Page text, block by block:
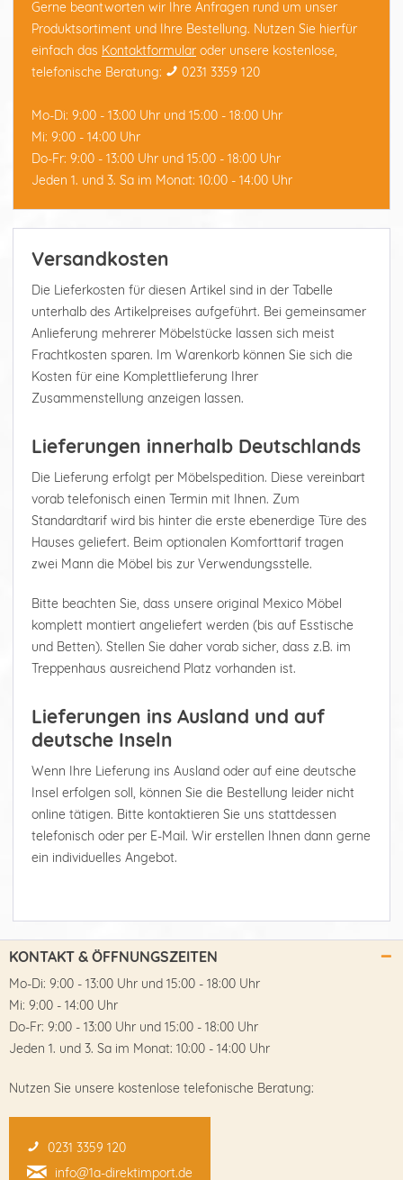
Gerne beantworten wir Ihre Anfragen rund um unser
Produktsortiment und Ihre Bestellung. Nutzen Sie hierfür
einfach das Kontaktformular oder unsere kostenlose,
telefonische Beratung:
0231 3359 120
Mo-Di: 9:00 - 13:00 Uhr und 15:00 - 18:00 Uhr
Mi: 9:00 - 14:00 Uhr
Do-Fr: 9:00 - 13:00 Uhr und 15:00 - 18:00 Uhr
Jeden 1. und 3. Sa im Monat: 10:00 - 14:00 Uhr
Versandkosten
Die Lieferkosten für diesen Artikel sind in der Tabelle
unterhalb des Artikelpreises aufgeführt. Bei gemeinsamer
Anlieferung mehrerer Möbelstücke lassen sich meist
Frachtkosten sparen. Im Warenkorb können Sie sich die
Kosten für eine Komplettlieferung Ihrer
Zusammenstellung anzeigen lassen.
Lieferungen innerhalb Deutschlands
Die Lieferung erfolgt per Möbelspedition. Diese vereinbart
vorab telefonisch einen Termin mit Ihnen. Zum
Standardtarif wird bis hinter die erste ebenerdige Türe des
Hauses geliefert. Beim optionalen Komforttarif tragen
zwei Mann die Möbel bis zur Verwendungsstelle.
Bitte beachten Sie, dass unsere original Mexico Möbel
komplett montiert angeliefert werden (bis auf Esstische
und Betten). Stellen Sie daher vorab sicher, dass z.B. im
Treppenhaus ausreichend Platz vorhanden ist.
Lieferungen ins Ausland und auf
deutsche Inseln
Wenn Ihre Lieferung ins Ausland oder auf eine deutsche
Insel erfolgen soll, können Sie die Bestellung leider nicht
online tätigen. Bitte kontaktieren Sie uns stattdessen
telefonisch oder per E-Mail. Wir erstellen Ihnen dann gerne
ein individuelles Angebot.
KONTAKT & ÖFFNUNGSZEITEN
Mo-Di: 9:00 - 13:00 Uhr und 15:00 - 18:00 Uhr
Mi: 9:00 - 14:00 Uhr
Do-Fr: 9:00 - 13:00 Uhr und 15:00 - 18:00 Uhr
Jeden 1. und 3. Sa im Monat: 10:00 - 14:00 Uhr
Nutzen Sie unsere kostenlose telefonische Beratung:
0231 3359 120
info@1a-direktimport.de